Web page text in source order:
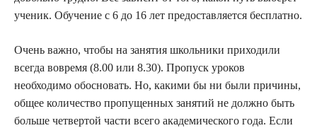
ученик. Обучение с 6 до 16 лет предоставляется бесплатно.
Очень важно, чтобы на занятия школьники приходили
всегда вовремя (8.00 или 8.30). Пропуск уроков
необходимо обосновать. Но, какими бы ни были причины,
общее количество пропущенных занятий не должно быть
больше четвертой части всего академического года. Если